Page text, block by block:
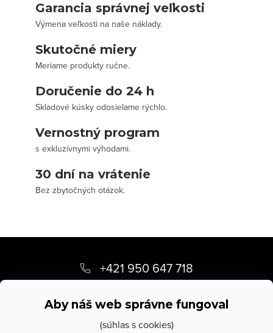
Aby náš web správne fungoval
(súhlas s cookies)
Garancia správnej veľkosti
Výmena veľkosti na naše náklady.
Skutočné miery
Meriame produkty ručne.
Doručenie do 24 h
Skladové kúsky odosielame rýchlo.
Vernostný program
s exkluzívnymi výhodami.
30 dní na vrátenie
Bez zbytočných otázok.
p
+421 950 647 718